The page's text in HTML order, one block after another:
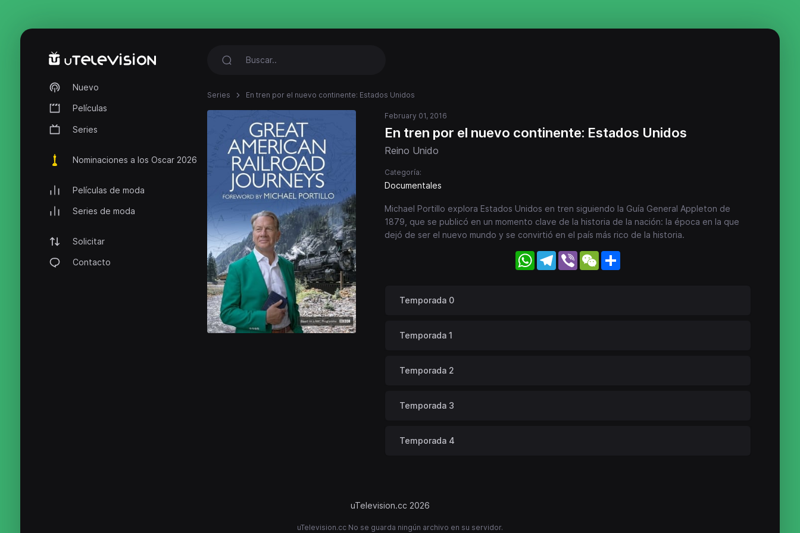
Nuevo
Películas
Series
Nominaciones a los Oscar 2026
Películas de moda
Series de moda
Solicitar
Contacto
Series En tren por el nuevo continente: Estados Unidos
February 01, 2016
En tren por el nuevo continente: Estados Unidos
Reino Unido
Categoría:
Documentales
Michael Portillo explora Estados Unidos en tren siguiendo la Guía General Appleton de
1879, que se publicó en un momento clave de la historia de la nación: la época en la que
dejó de ser el nuevo mundo y se convirtió en el país más rico de la historia.
WhatsApp
Telegram
Viber WeChat
Temporada 0
Temporada 1
Temporada 2
Temporada 3
Temporada 4
uTelevision.cc 2026
uTelevision.cc No se guarda ningún archivo en su servidor.